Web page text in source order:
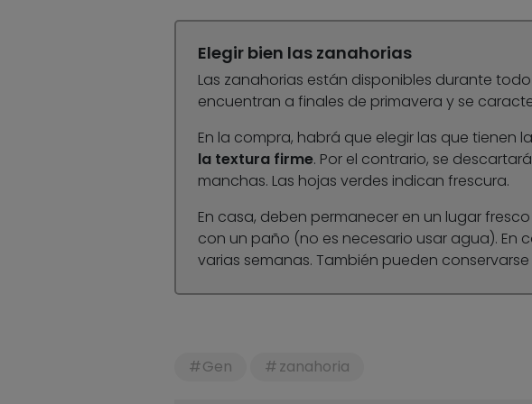
Elegir bien las zanahorias
Las zanahorias están disponibles durante
encuentran a finales de primavera y se
En la compra, habrá que elegir las que tienen la
la textura firme. Por el contrario, se
manchas. Las hojas verdes indican frescura.
En casa, deben permanecer en un lugar
con un paño (no es necesario usar agua).
varias semanas. También pueden
Gen zanahoria